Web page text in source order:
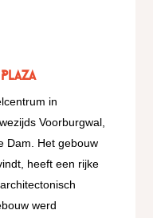
in
Voorburgwal,
Dam. Het gebouw
heeft een rijke
werd